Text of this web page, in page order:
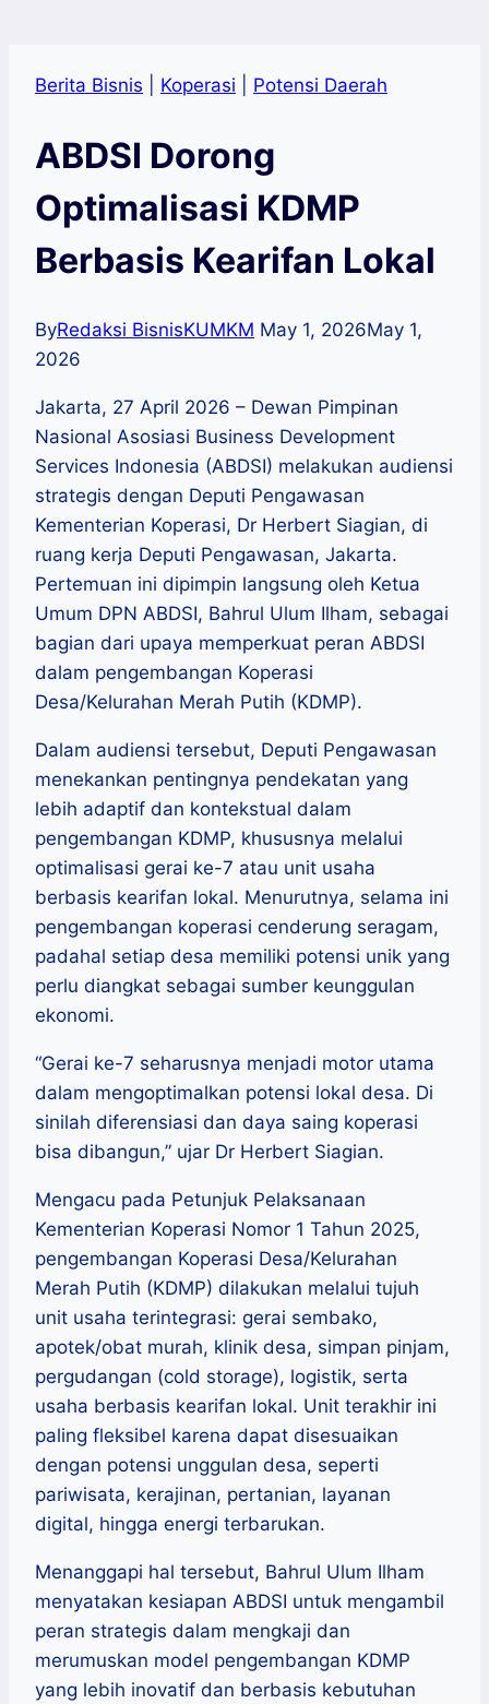
Berita Bisnis Koperasi Potensi Daerah
ABDSI Dorong
Optimalisasi KDMP
Berbasis Kearifan Lokal
ByRedaksi BisnisKUMKM May 1, 2026May 1,
2026
Jakarta, 27 April 2026 – Dewan Pimpinan
Nasional Asosiasi Business Development
Services Indonesia (ABDSI) melakukan audiensi
strategis dengan Deputi Pengawasan
Kementerian Koperasi, Dr Herbert Siagian, di
ruang kerja Deputi Pengawasan, Jakarta.
Pertemuan ini dipimpin langsung oleh Ketua
Umum DPN ABDSI, Bahrul Ulum Ilham, sebagai
bagian dari upaya memperkuat peran ABDSI
dalam pengembangan Koperasi
Desa/Kelurahan Merah Putih (KDMP).
Dalam audiensi tersebut, Deputi Pengawasan
menekankan pentingnya pendekatan yang
lebih adaptif dan kontekstual dalam
pengembangan KDMP, khususnya melalui
optimalisasi gerai ke-7 atau unit usaha
berbasis kearifan lokal. Menurutnya, selama ini
pengembangan koperasi cenderung seragam,
padahal setiap desa memiliki potensi unik yang
perlu diangkat sebagai sumber keunggulan
ekonomi.
“Gerai ke-7 seharusnya menjadi motor utama
dalam mengoptimalkan potensi lokal desa. Di
sinilah diferensiasi dan daya saing koperasi
bisa dibangun,” ujar Dr Herbert Siagian.
Mengacu pada Petunjuk Pelaksanaan
Kementerian Koperasi Nomor 1 Tahun 2025,
pengembangan Koperasi Desa/Kelurahan
Merah Putih (KDMP) dilakukan melalui tujuh
unit usaha terintegrasi: gerai sembako,
apotek/obat murah, klinik desa, simpan pinjam,
pergudangan (cold storage), logistik, serta
usaha berbasis kearifan lokal. Unit terakhir ini
paling fleksibel karena dapat disesuaikan
dengan potensi unggulan desa, seperti
pariwisata, kerajinan, pertanian, layanan
digital, hingga energi terbarukan.
Menanggapi hal tersebut, Bahrul Ulum Ilham
menyatakan kesiapan ABDSI untuk mengambil
peran strategis dalam mengkaji dan
merumuskan model pengembangan KDMP
yang lebih inovatif dan berbasis kebutuhan